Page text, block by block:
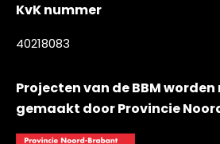
KvK nummer
40218083
Projecten van de BBM
gemaakt door Provincie